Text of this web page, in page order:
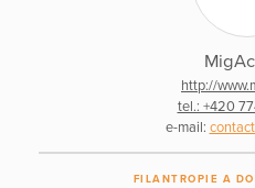
http://
tel.: +420
e-mail:
FILANTROPIE A